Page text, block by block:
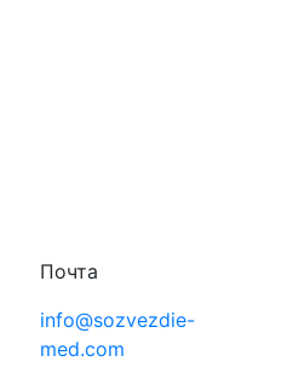
Почта
info@sozvezdie-
med.com